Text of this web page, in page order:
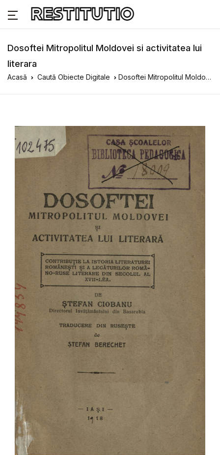
Dosoftei Mitropolitul Moldovei si activitatea lui
literara
Acasă Caută Obiecte Digitale Dosoftei Mitropolitul Moldovei si activitatea lui literara